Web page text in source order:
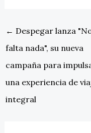
← Despegar lanza
falta nada", su nueva
campaña para
una experiencia de
integral